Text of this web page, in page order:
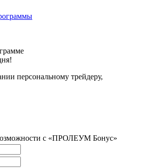
персональному трейдеру,
с «ПРОЛЕУМ Бонус»